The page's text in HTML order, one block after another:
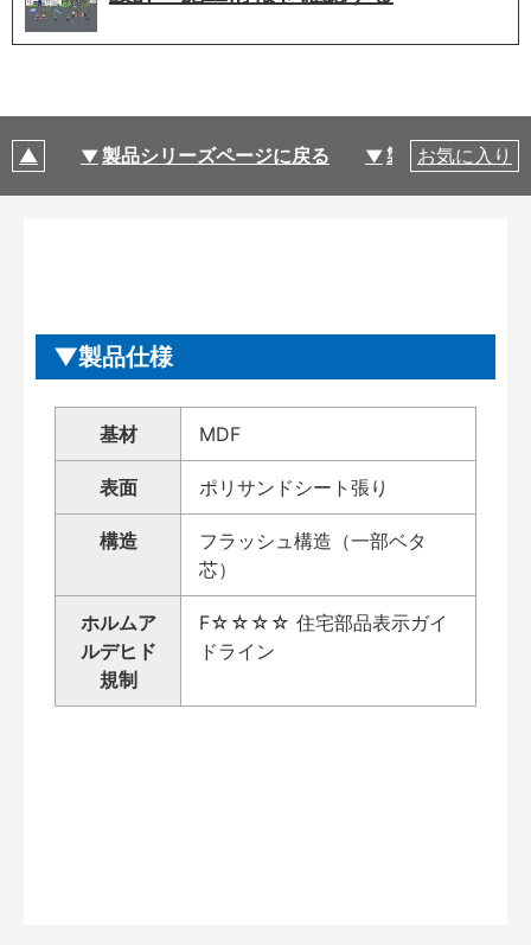
製品シリーズページに戻る 製品仕様
お気に入り
製品仕様
基材 MDF
表面 ポリサンドシート張り
構造
フラッシュ構造（一部ベタ
芯）
ホルムア
ルデヒド
規制
F☆☆☆☆ 住宅部品表示ガイ
ドライン